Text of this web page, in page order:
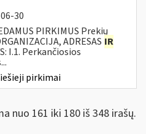
30
PIRKIMUS Prekių
ADRESAS IR
I.1. Perkančiosios
pirkimai
nuo 161 iki 180 iš 348 irašų.